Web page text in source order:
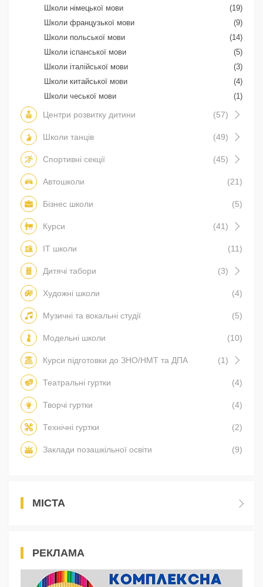
Школи німецької мови
(19)
Школи французької мови
(9)
Школи польської мови
(14)
Школи іспанської мови
(5)
Школи італійської мови
(3)
Школи китайської мови
(4)
Школи чеської мови
(1)
Центри розвитку дитини (57)
Школи танців (49)
Спортивні секції (45)
Автошколи (21)
Бізнес школи (5)
Курси (41)
IT школи (11)
Дитячі табори (3)
Художні школи (4)
Музичні та вокальні студії (5)
Модельні школи (10)
Курси підготовки до ЗНО/НМТ та ДПА (1)
Театральні гуртки (4)
Творчі гуртки (4)
Технічні гуртки (2)
Заклади позашкільної освіти (9)
МІСТА
РЕКЛАМА